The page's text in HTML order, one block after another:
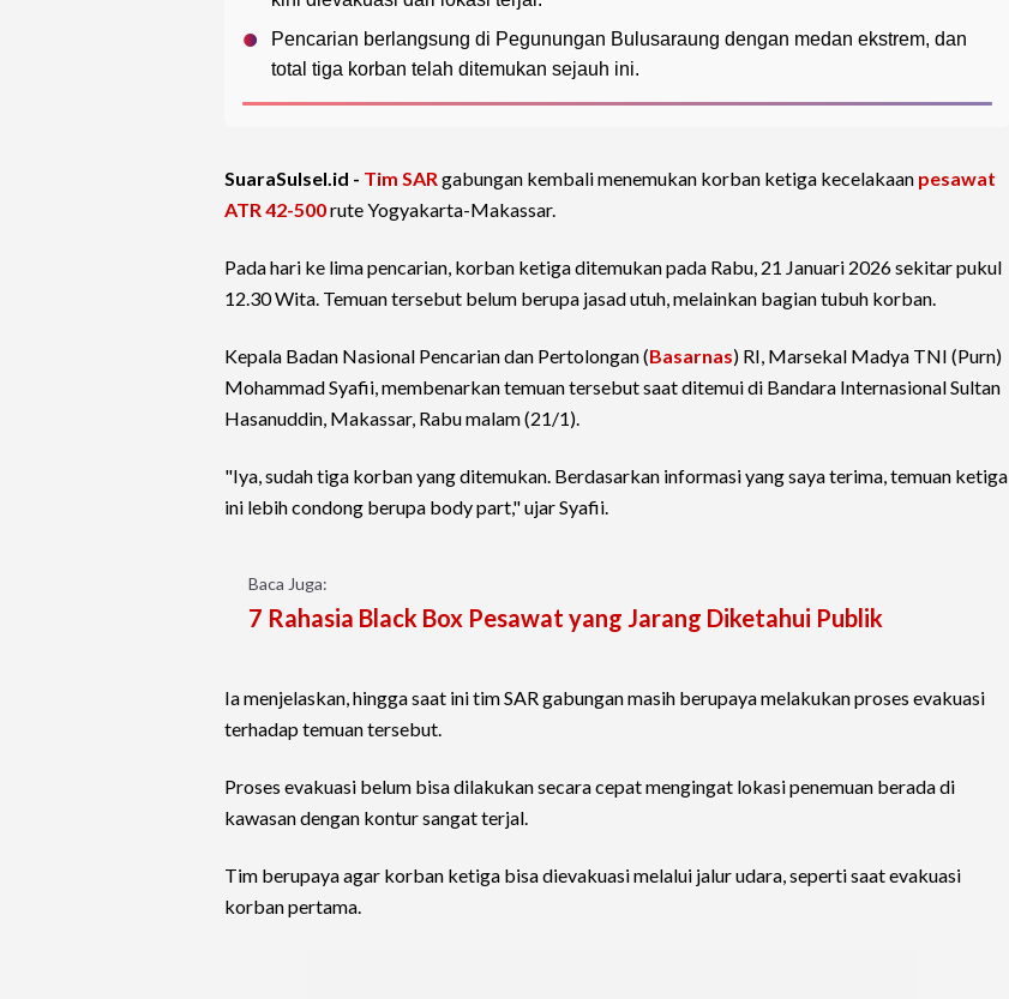
Pencarian berlangsung di Pegunungan Bulusaraung dengan medan ekstrem, dan
total tiga korban telah ditemukan sejauh ini.
SuaraSulsel.id - Tim SARgabungan kembali menemukan korban ketiga kecelakaan pesawat
ATR 42-500rute Yogyakarta-Makassar.
Pada hari ke lima pencarian, korban ketiga ditemukan pada Rabu, 21 Januari 2026 sekitar pukul
12.30 Wita. Temuan tersebut belum berupa jasad utuh, melainkan bagian tubuh korban.
Kepala Badan Nasional Pencarian dan Pertolongan (Basarnas) RI, Marsekal Madya TNI (Purn)
Mohammad Syafii, membenarkan temuan tersebut saat ditemui di Bandara Internasional Sultan
Hasanuddin, Makassar, Rabu malam (21/1).
"Iya, sudah tiga korban yang ditemukan. Berdasarkan informasi yang saya terima, temuan ketiga
ini lebih condong berupa body part," ujar Syafii.
Baca Juga:
7 Rahasia Black Box Pesawat yang Jarang Diketahui Publik
Ia menjelaskan, hingga saat ini tim SAR gabungan masih berupaya melakukan proses evakuasi
terhadap temuan tersebut.
Proses evakuasi belum bisa dilakukan secara cepat mengingat lokasi penemuan berada di
kawasan dengan kontur sangat terjal.
Tim berupaya agar korban ketiga bisa dievakuasi melalui jalur udara, seperti saat evakuasi
korban pertama.